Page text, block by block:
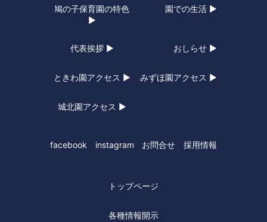
鳩の子保育園の特色
▶
園での生活 ▶
代表挨拶 ▶ おしらせ ▶
ときわ園アクセス ▶ みずほ園アクセス ▶
城北園アクセス ▶
facebook instagram お問合せ 採用情報
トップページ
各種情報開示